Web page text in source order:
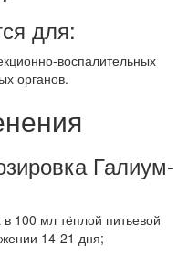
для:
воспалительных
органов.
Галиум-
100 мл тёплой питьевой
14-21 дня;